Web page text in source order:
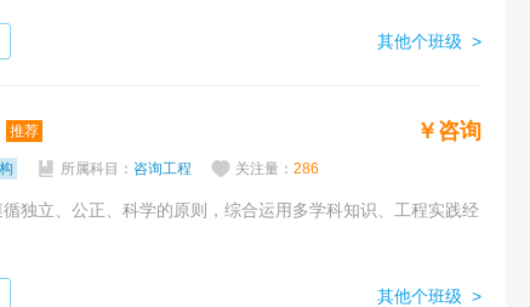
其他个班级 >
推荐 ￥咨询
所属科目： 咨询工程 关注量： 286
其他个班级 >